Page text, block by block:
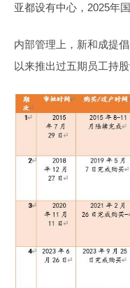
亚都设有中心，2025年
内部管理上，新和成提
以来推出过五期员工持